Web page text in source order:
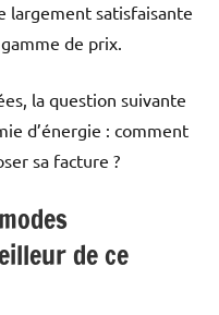
largement satisfaisante
de prix.
la question suivante
d’énergie : comment
sa facture ?
de ce